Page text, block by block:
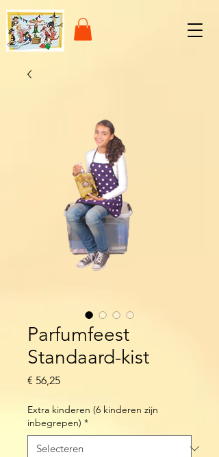
Parfumfeest
Standaard-kist
€ 56,25Prijs
Extra kinderen (6 kinderen zijn
inbegrepen) *